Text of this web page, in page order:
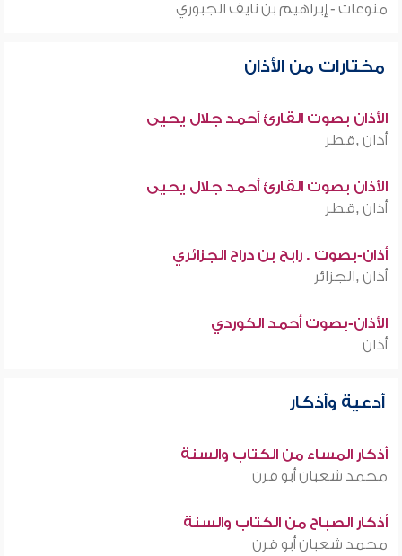
منوعات - إبراهيم بن نايف الجبوري
مختارات من الأذان
الأذان بصوت القارئ أحمد جلال يحيى
أذان ,قطر
الأذان بصوت القارئ أحمد جلال يحيى
أذان ,قطر
أذان-بصوت . رابح بن دراح الجزائري
أذان ,الجزائر
الأذان-بصوت أحمد الكوردي
أذان
أدعية وأذكار
أذكار المساء من الكتاب والسنة
محمد شعبان أبو قرن
أذكار الصباح من الكتاب والسنة
محمد شعبان أبو قرن